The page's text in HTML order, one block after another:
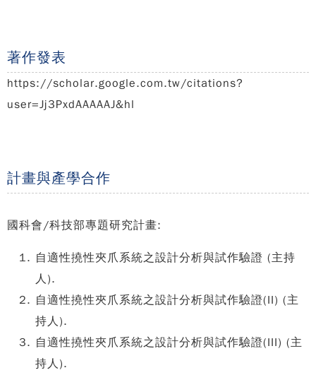
著作發表
https://scholar.google.com.tw/citations?
user=Jj3PxdAAAAAJ&hl
計畫與產學合作
國科會/科技部專題研究計畫:
自適性撓性夾爪系統之設計分析與試作驗證 (主持
人).
自適性撓性夾爪系統之設計分析與試作驗證(II) (主
持人).
自適性撓性夾爪系統之設計分析與試作驗證(III) (主
持人).